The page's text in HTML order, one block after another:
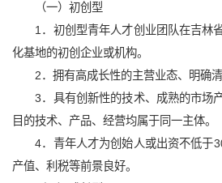
（一）初创型
1．初创型青年人才创业团队在吉林
化基地的初创企业或机构。
2．拥有高成长性的主营业态、明确清
3．具有创新性的技术、成熟的市场
目的技术、产品、经营均属于同一主体。
4．青年人才为创始人或出资不低于
产值、利税等前景良好。